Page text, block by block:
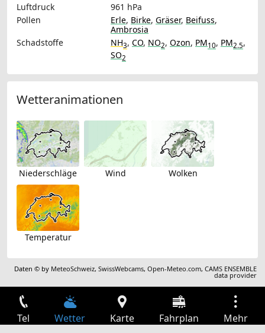
Luftdruck
961 hPa
Pollen
Erle, Birke, Gräser, Beifuss,
Ambrosia
Schadstoffe
NH3, CO, NO2, Ozon, PM10, PM2.5,
SO2
Wetteranimationen
Niederschläge Wind Wolken
Temperatur
Daten © by MeteoSchweiz,SwissWebcams,Open-Meteo.com,CAMS ENSEMBLE
data provider
Tel Wetter Karte Fahrplan Mehr